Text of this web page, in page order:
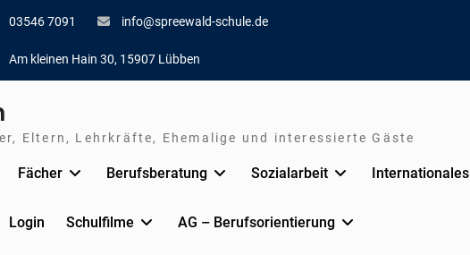
03546 7091 info@spreewald-schule.de
Am kleinen Hain 30, 15907 Lübben
Eltern, Lehrkräfte, Ehemalige und interessierte Gäste
Fächer Berufsberatung Sozialarbeit Internationales
Login Schulfilme AG – Berufsorientierung